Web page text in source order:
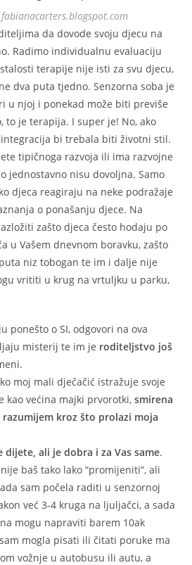
da dovode svoju djecu na
Radimo individualnu evaluaciju
terapije nije isti za svu djecu,
dva puta tjedno. Senzorna soba je
u njoj i ponekad može biti previše
to je terapija. I super je! No, ako
bi trebala biti životni stil.
tipičnoga razvoja ili ima razvojne
jednostavno nisu dovoljna. Samo
djeca reagiraju na neke podražaje
o ponašanju djece. Na
zašto djeca često hodaju po
u Vašem dnevnom boravku, zašto
niz tobogan te im i dalje nije
vrititi u krug na vrtuljku u parku,
ponešto o SI, odgovori na ova
misterij te im je roditeljstvo još
moj mali dječačić istražuje svoje
kao većina majki prvorotki,smirena
razumijem kroz što prolazi moja
dijete, ali je dobra i za Vas same.
baš tako lako “promijeniti”, ali
sam počela raditi u senzornoj
već 3-4 kruga na ljuljačci, a sada
mogu napraviti barem 10ak
mogla pisati ili čitati poruke ma
vožnje u autobusu ili autu, a